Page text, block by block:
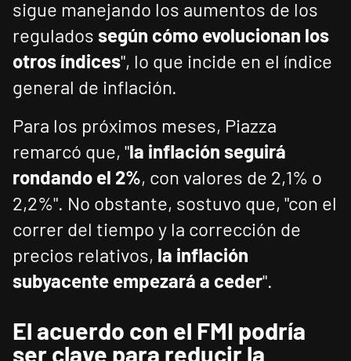
sigue manejando los aumentos de los
regulados según cómo evolucionan los
otros índices", lo que incide en el índice
general de inflación.
Para los próximos meses, Piazza
remarcó que, "la inflación seguirá
rondando el 2%, con valores de 2,1% o
2,2%". No obstante, sostuvo que, "con el
correr del tiempo y la corrección de
precios relativos, la inflación
subyacente empezará a ceder".
El acuerdo con el FMI podría
ser clave para reducir la